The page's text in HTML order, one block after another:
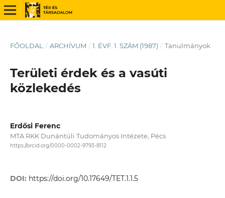
FŐOLDAL / ARCHÍVUM / 1. ÉVF. 1. SZÁM (1987) / Tanulmányok
Területi érdek és a vasúti
közlekedés
Erdősi Ferenc
MTA RKK Dunántúli Tudományos Intézete, Pécs
https://orcid.org/0000-0002-9793-8112
DOI: https://doi.org/10.17649/TET.1.1.5